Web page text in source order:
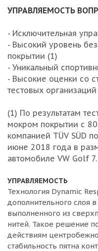
УПРАВЛЯЕМОСТЬ
- Исключительная
- Высокий уровень
покрытии (1)
- Уникальный
- Высокие оценки со
тестовых организаций
(1) По результатам
мокром покрытии с
компанией TÜV SÜD
июне 2018 года в
автомобиле VW Golf 7.
УПРАВЛЯЕМОСТЬ
Технология Dynamic
дополнительного слоя
выполненного из
нитей. Такое решение
действиям
стабильность пятна